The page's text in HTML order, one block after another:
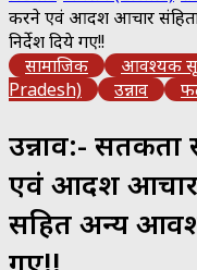
करने एवं आदर्श आचार
निर्देश दिये गए!!
सामाजिक
आवश्यक
Pradesh)
उन्नाव
उन्नाव:-
एवं आदर्श आचार
सहित अन्य
गए!!